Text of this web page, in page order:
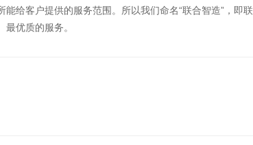
给客户提供的服务范围。所以我们命名“联合智造”，即联
优质的服务。